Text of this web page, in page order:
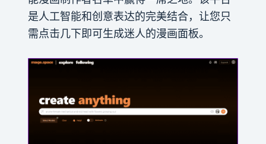
是人工智能和创意表达的完美结合，让您只
需点击几下即可生成迷人的漫画面板。